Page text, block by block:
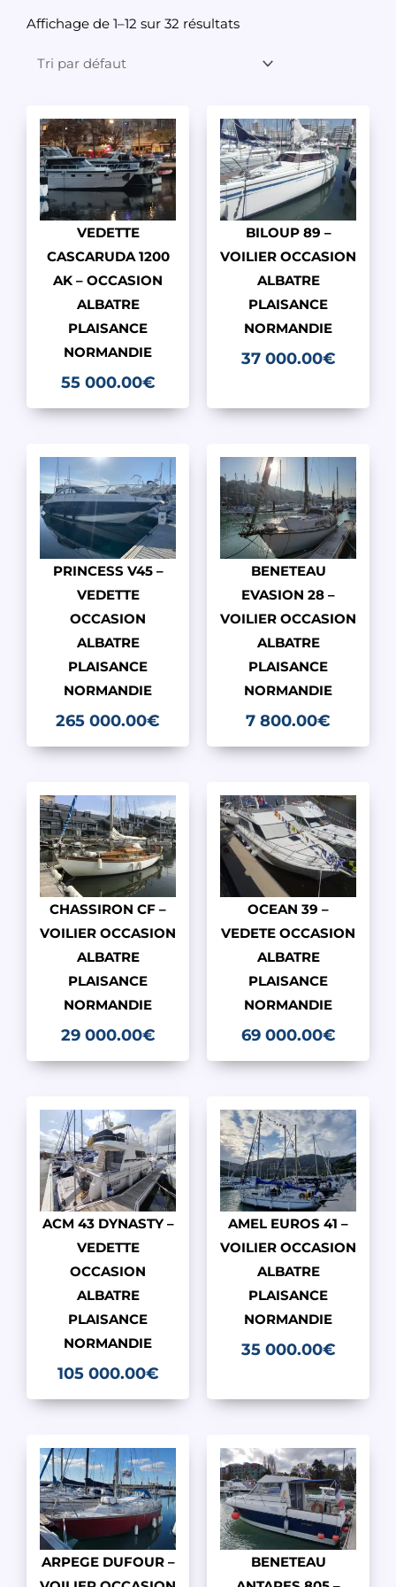
Affichage de 1–12 sur 32 résultats
VEDETTE
CASCARUDA 1200
AK – OCCASION
ALBATRE
PLAISANCE
NORMANDIE
55 000.00€
BILOUP 89 –
VOILIER OCCASION
ALBATRE
PLAISANCE
NORMANDIE
37 000.00€
PRINCESS V45 –
VEDETTE
OCCASION
ALBATRE
PLAISANCE
NORMANDIE
265 000.00€
BENETEAU
EVASION 28 –
VOILIER OCCASION
ALBATRE
PLAISANCE
NORMANDIE
7 800.00€
CHASSIRON CF –
VOILIER OCCASION
ALBATRE
PLAISANCE
NORMANDIE
29 000.00€
OCEAN 39 –
VEDETE OCCASION
ALBATRE
PLAISANCE
NORMANDIE
69 000.00€
ACM 43 DYNASTY –
VEDETTE
OCCASION
ALBATRE
PLAISANCE
NORMANDIE
105 000.00€
AMEL EUROS 41 –
VOILIER OCCASION
ALBATRE
PLAISANCE
NORMANDIE
35 000.00€
ARPEGE DUFOUR –
BENETEAU